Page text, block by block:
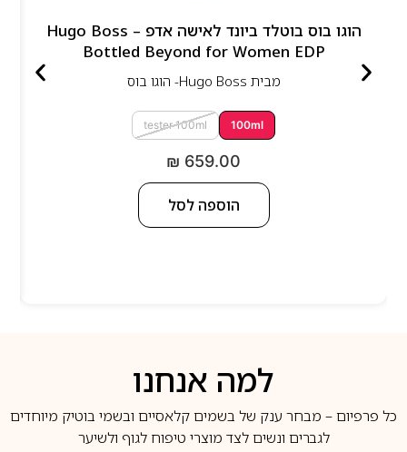
הוגו בוס בוטלד ביונד לאישה אדפ – Hugo Boss
Bottled Beyond for Women EDP
מבית Hugo Boss- הוגו בוס
100ml
tester 100ml
₪ 659.00
הוספה לסל
למה אנחנו
כל פרפיום – מבחר ענק של בשמים קלאסיים ובשמי בוטיק מיוחדים
לגברים ונשים לצד מוצרי טיפוח לגוף ולשיער